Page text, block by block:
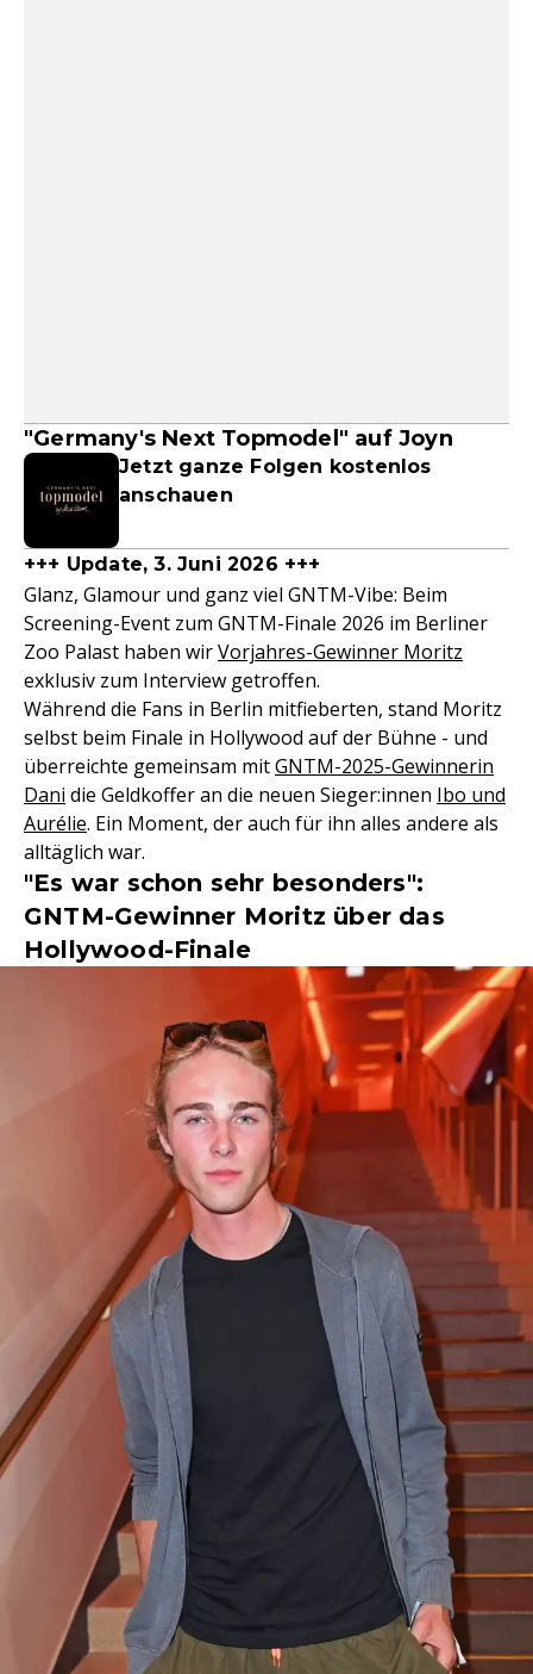
"Germany's Next Topmodel" auf Joyn
Jetzt ganze Folgen kostenlos
anschauen
+++ Update, 3. Juni 2026 +++
Glanz, Glamour und ganz viel GNTM-Vibe: Beim
Screening-Event zum GNTM-Finale 2026 im Berliner
Zoo Palast haben wirVorjahres-Gewinner Moritz
exklusiv zum Interview getroffen.
Während die Fans in Berlin mitfieberten, stand Moritz
selbst beim Finale in Hollywood auf der Bühne - und
überreichte gemeinsam mitGNTM-2025-Gewinnerin
Dani die Geldkoffer an die neuen Sieger:innen Ibo und
Aurélie. Ein Moment, der auch für ihn alles andere als
alltäglich war.
"Es war schon sehr besonders":
GNTM-Gewinner Moritz über das
Hollywood-Finale